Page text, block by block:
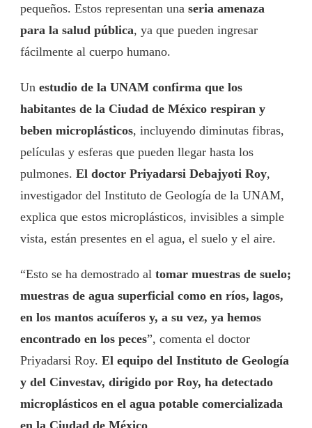
pequeños. Estos representan una seria amenaza
para la salud pública, ya que pueden ingresar
fácilmente al cuerpo humano.
Un estudio de la UNAM confirma que los
habitantes de la Ciudad de México respiran y
beben microplásticos, incluyendo diminutas fibras,
películas y esferas que pueden llegar hasta los
pulmones. El doctor Priyadarsi Debajyoti Roy,
investigador del Instituto de Geología de la UNAM,
explica que estos microplásticos, invisibles a simple
vista, están presentes en el agua, el suelo y el aire.
“Esto se ha demostrado al tomar muestras de suelo;
muestras de agua superficial como en ríos, lagos,
en los mantos acuíferos y, a su vez, ya hemos
encontrado en los peces”, comenta el doctor
Priyadarsi Roy. El equipo del Instituto de Geología
y del Cinvestav, dirigido por Roy, ha detectado
microplásticos en el agua potable comercializada
en la Ciudad de México.